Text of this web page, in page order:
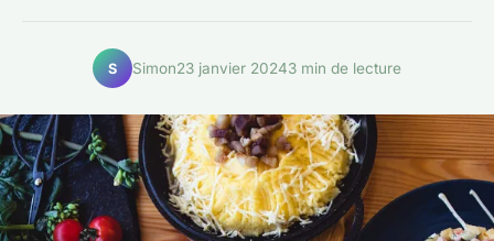
S Simon23 janvier 20243 min de lecture